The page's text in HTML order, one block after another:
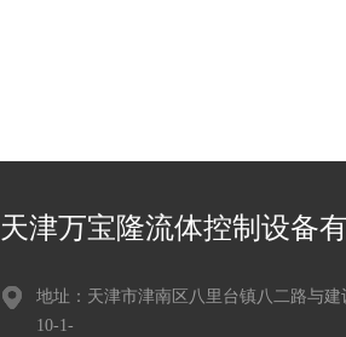
天津万宝隆流体控制设备
地址：天津市津南区八里台镇八二路与建
10-1-